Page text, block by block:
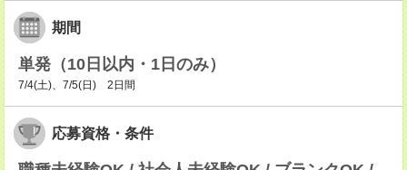
期間
単発（10日以内・1日のみ）
7/4(土)、7/5(日) 2日間
応募資格・条件